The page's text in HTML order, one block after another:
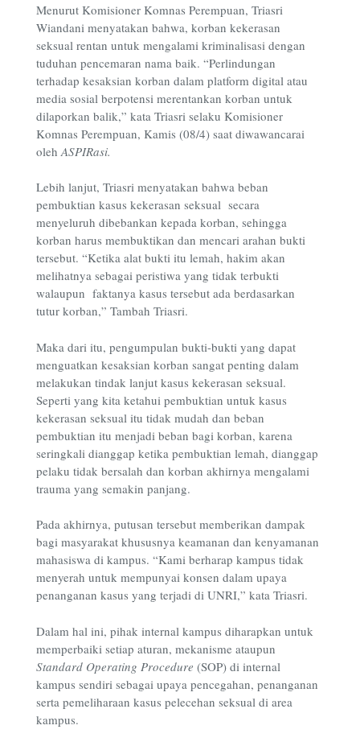
Menurut Komisioner Komnas Perempuan, Triasri
Wiandani menyatakan bahwa, korban kekerasan
seksual rentan untuk mengalami kriminalisasi dengan
tuduhan pencemaran nama baik. “Perlindungan
terhadap kesaksian korban dalam platform digital atau
media sosial berpotensi merentankan korban untuk
dilaporkan balik,” kata Triasri selaku Komisioner
Komnas Perempuan, Kamis (08/4) saat diwawancarai
oleh ASPIRasi.
Lebih lanjut, Triasri menyatakan bahwa beban
pembuktian kasus kekerasan seksual secara
menyeluruh dibebankan kepada korban, sehingga
korban harus membuktikan dan mencari arahan bukti
tersebut. “Ketika alat bukti itu lemah, hakim akan
melihatnya sebagai peristiwa yang tidak terbukti
walaupun faktanya kasus tersebut ada berdasarkan
tutur korban,” Tambah Triasri.
Maka dari itu, pengumpulan bukti-bukti yang dapat
menguatkan kesaksian korban sangat penting dalam
melakukan tindak lanjut kasus kekerasan seksual.
Seperti yang kita ketahui pembuktian untuk kasus
kekerasan seksual itu tidak mudah dan beban
pembuktian itu menjadi beban bagi korban, karena
seringkali dianggap ketika pembuktian lemah, dianggap
pelaku tidak bersalah dan korban akhirnya mengalami
trauma yang semakin panjang.
Pada akhirnya, putusan tersebut memberikan dampak
bagi masyarakat khususnya keamanan dan kenyamanan
mahasiswa di kampus. “Kami berharap kampus tidak
menyerah untuk mempunyai konsen dalam upaya
penanganan kasus yang terjadi di UNRI,” kata Triasri.
Dalam hal ini, pihak internal kampus diharapkan untuk
memperbaiki setiap aturan, mekanisme ataupun
Standard Operating Procedure (SOP) di internal
kampus sendiri sebagai upaya pencegahan, penanganan
serta pemeliharaan kasus pelecehan seksual di area
kampus.